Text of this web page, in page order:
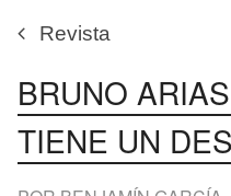
Revista
BRUNO
TIENE UN